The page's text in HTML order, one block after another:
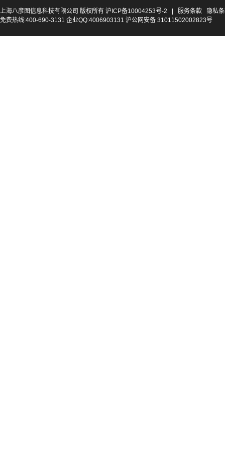
上海八彦图信息科技有限公司 版权所有 沪ICP备10004253号-2 服务条款
隐私
免费热线:400-690-3131 企业QQ:4006903131 沪公网安备 31011502002823号